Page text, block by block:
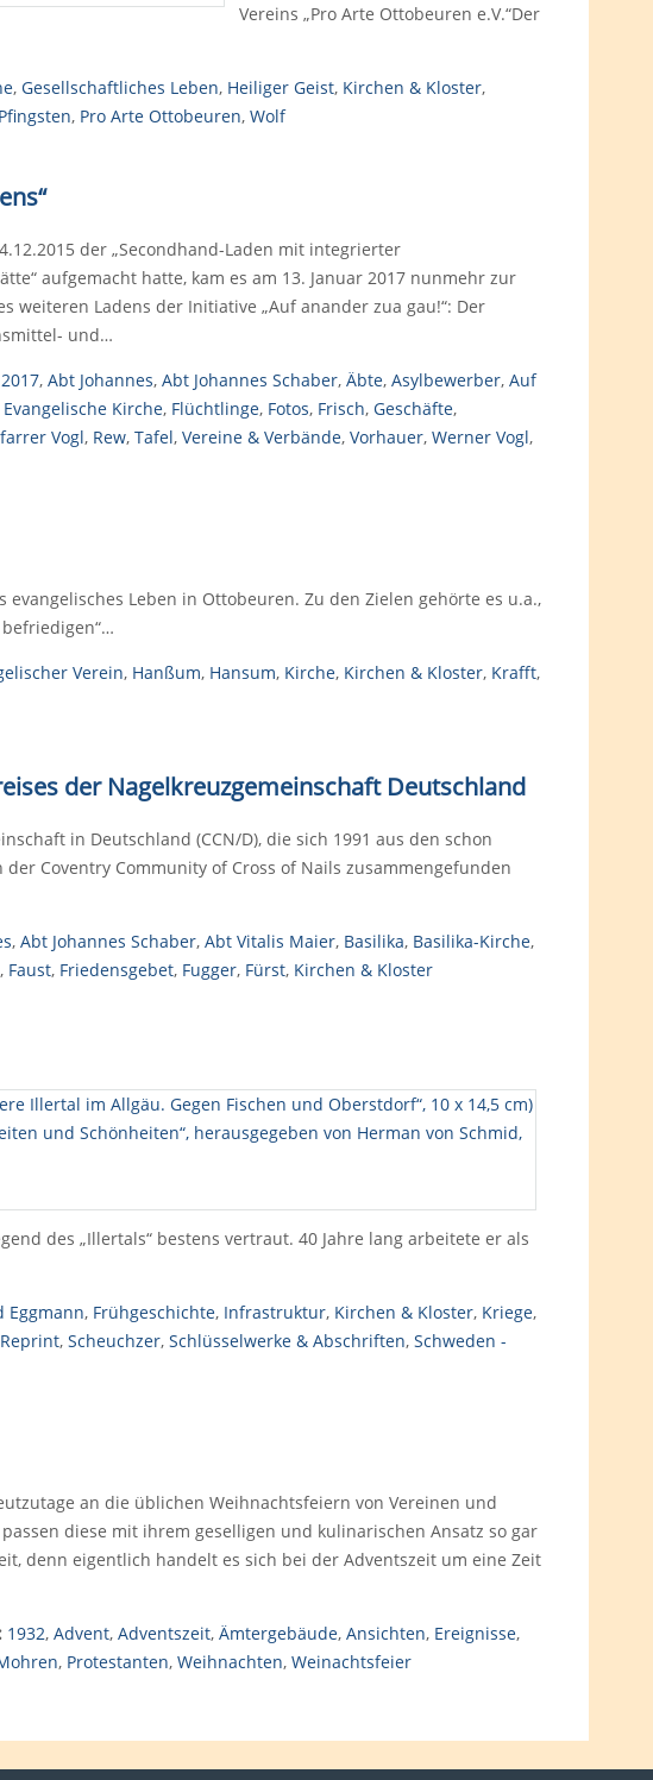
Vereins „Pro Arte Ottobeuren e.V.“Der
, Gesellschaftliches Leben, Heiliger Geist, Kirchen & Kloster,
Pfingsten, Pro Arte Ottobeuren, Wolf
der „Secondhand-Laden mit integrierter
aufgemacht hatte, kam es am 13. Januar 2017 nunmehr zur
weiteren Ladens der Initiative „Auf anander zua gau!“: Der
und…
2017, Abt Johannes, Abt Johannes Schaber, Äbte, Asylbewerber, Auf
Evangelische Kirche, Flüchtlinge, Fotos, Frisch, Geschäfte,
Vogl, Rew, Tafel, Vereine & Verbände, Vorhauer, Werner Vogl,
Leben in Ottobeuren. Zu den Zielen gehörte es u.a.,
Verein, Hanßum, Hansum, Kirche, Kirchen & Kloster, Krafft,
der Nagelkreuzgemeinschaft Deutschland
in Deutschland (CCN/D), die sich 1991 aus den schon
Coventry Community of Cross of Nails zusammengefunden
, Abt Johannes Schaber, Abt Vitalis Maier, Basilika, Basilika-Kirche,
, Faust, Friedensgebet, Fugger, Fürst, Kirchen & Kloster
des „Illertals“ bestens vertraut. 40 Jahre lang arbeitete er als
Eggmann, Frühgeschichte, Infrastruktur, Kirchen & Kloster, Kriege,
Reprint, Scheuchzer, Schlüsselwerke & Abschriften, Schweden -
an die üblichen Weihnachtsfeiern von Vereinen und
diese mit ihrem geselligen und kulinarischen Ansatz so gar
denn eigentlich handelt es sich bei der Adventszeit um eine Zeit
1932, Advent, Adventszeit, Ämtergebäude, Ansichten, Ereignisse,
, Protestanten, Weihnachten, Weinachtsfeier